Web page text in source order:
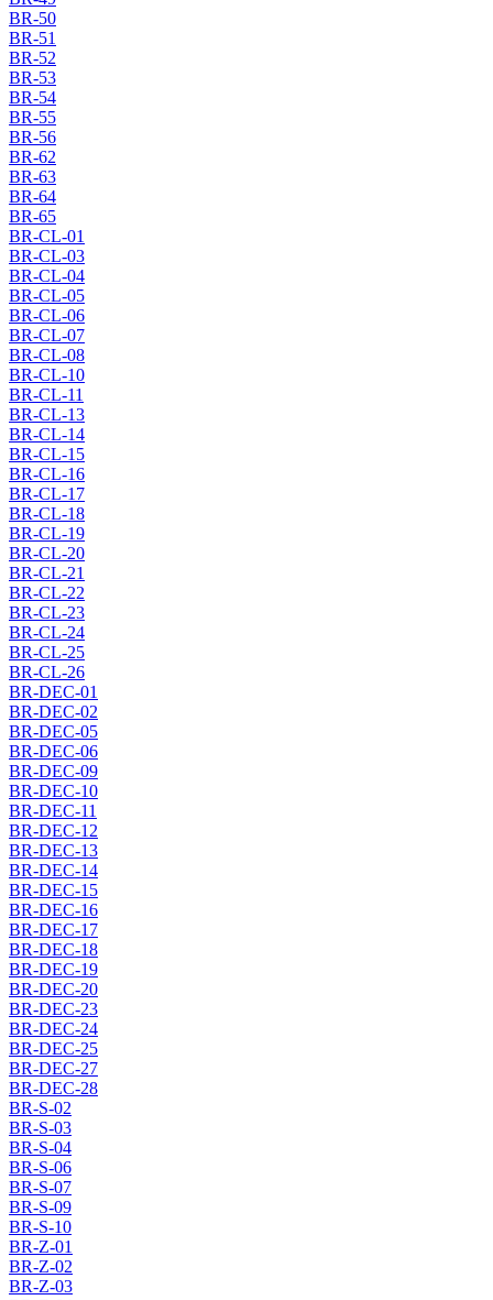
BR-50
BR-51
BR-52
BR-53
BR-54
BR-55
BR-56
BR-62
BR-63
BR-64
BR-65
BR-CL-01
BR-CL-03
BR-CL-04
BR-CL-05
BR-CL-06
BR-CL-07
BR-CL-08
BR-CL-10
BR-CL-11
BR-CL-13
BR-CL-14
BR-CL-15
BR-CL-16
BR-CL-17
BR-CL-18
BR-CL-19
BR-CL-20
BR-CL-21
BR-CL-22
BR-CL-23
BR-CL-24
BR-CL-25
BR-CL-26
BR-DEC-01
BR-DEC-02
BR-DEC-05
BR-DEC-06
BR-DEC-09
BR-DEC-10
BR-DEC-11
BR-DEC-12
BR-DEC-13
BR-DEC-14
BR-DEC-15
BR-DEC-16
BR-DEC-17
BR-DEC-18
BR-DEC-19
BR-DEC-20
BR-DEC-23
BR-DEC-24
BR-DEC-25
BR-DEC-27
BR-DEC-28
BR-S-02
BR-S-03
BR-S-04
BR-S-06
BR-S-07
BR-S-09
BR-S-10
BR-Z-01
BR-Z-02
BR-Z-03